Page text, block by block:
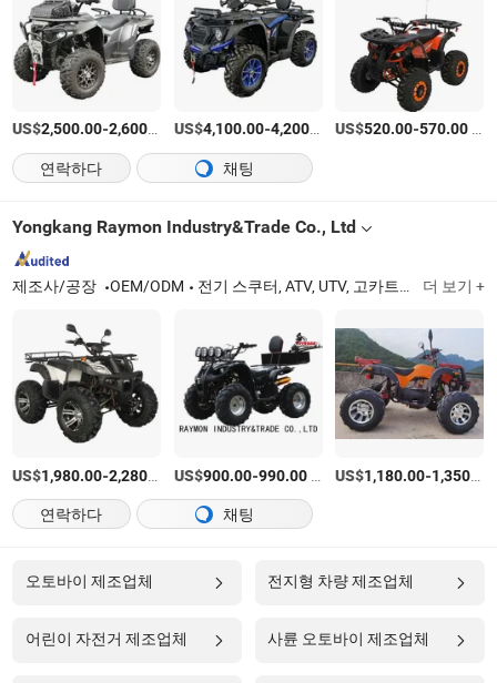
US$2,500.00-2,600.00 /unit
US$4,100.00-4,200.00 /unit
US$520.00-570.00
연락하다
채팅
Yongkang Raymon Industry&Trade Co., Ltd
제조사/공장 OEM/ODM 전기 스쿠터, ATV, UTV, 고카트, 농장 ATV, 오토바이 더 보기 +
US$1,980.00-2,280.00 /상품
US$900.00-990.00/상품 US$1,180.00-1,350.00
연락하다
채팅
오토바이 제조업체 전지형 차량 제조업체
어린이 자전거 제조업체 사륜 오토바이 제조업체